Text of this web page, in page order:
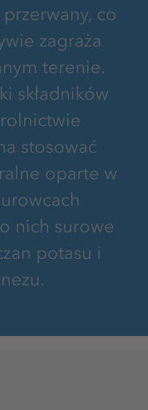
co
zagraża
terenie.
składników
stosować
oparte w
nich surowe
potasu i